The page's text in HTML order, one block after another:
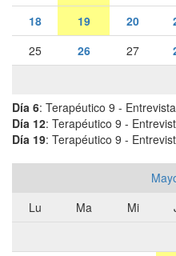
18
19 20
25
26 27
Día 6: Terapéutico 9 -
Día 12: Terapéutico 9 -
Día 19: Terapéutico 9 -
Lu
Ma Mi